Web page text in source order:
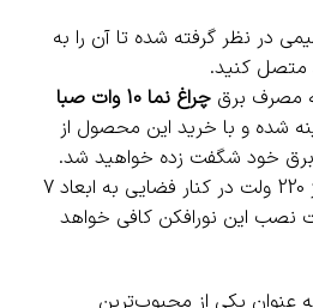
در نظر گرفته شده تا آن را به
متصل کنید.
مصرف برق
چراغ نما 10 وات صبا
شده و با خرید این محصول از
خود شگفت زده خواهید شد.
به این ترتیب تأمین ولتاژ 220 ولت در کنار فضایی به ابعاد 7
جهت نصب این نورافکن کافی خواهد
عنوان یکی از محبوب‌ترین